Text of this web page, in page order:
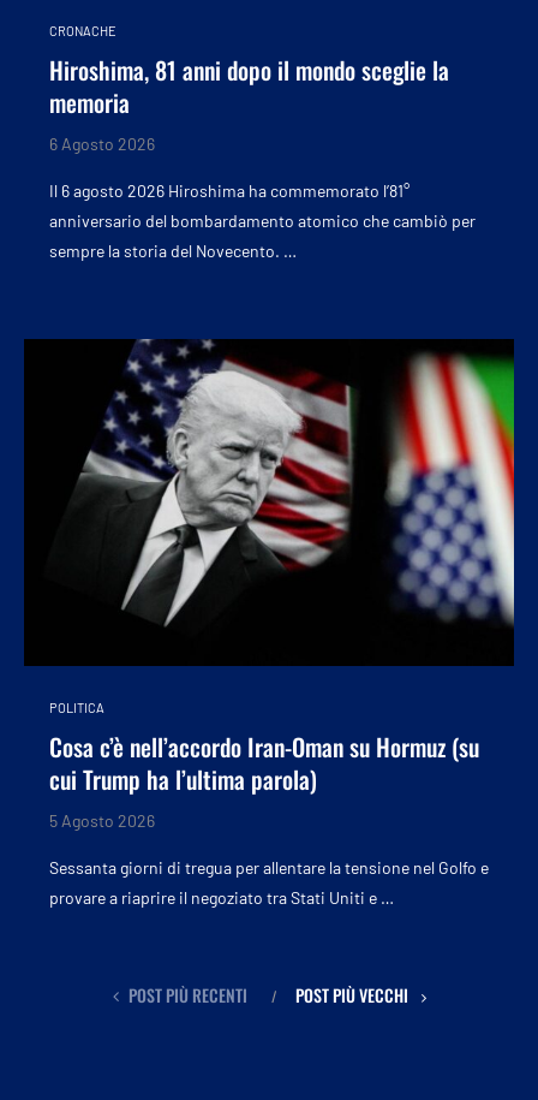
CRONACHE
Hiroshima, 81 anni dopo il mondo sceglie la
memoria
6 Agosto 2026
Il 6 agosto 2026 Hiroshima ha commemorato l’81°
anniversario del bombardamento atomico che cambiò per
sempre la storia del Novecento. …
POLITICA
Cosa c’è nell’accordo Iran-Oman su Hormuz (su
cui Trump ha l’ultima parola)
5 Agosto 2026
Sessanta giorni di tregua per allentare la tensione nel Golfo e
provare a riaprire il negoziato tra Stati Uniti e …
POST PIÙ RECENTI POST PIÙ VECCHI